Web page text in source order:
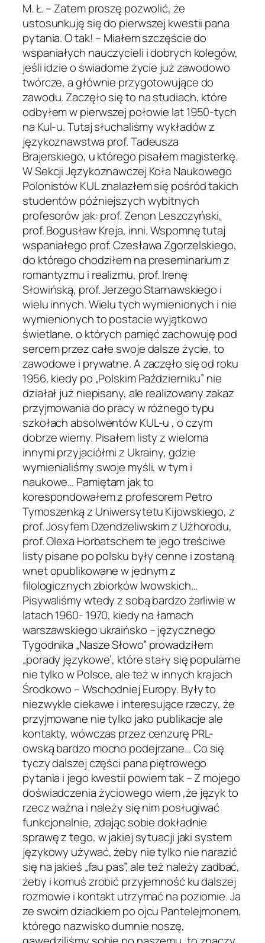
M. Ł. – Zatem proszę pozwolić, że
ustosunkuję się do pierwszej kwestii pana
pytania. O tak! – Miałem szczęście do
wspaniałych nauczycieli i dobrych kolegów,
jeśli idzie o świadome życie już zawodowo
twórcze, a głównie przygotowujące do
zawodu. Zaczęło się to na studiach, które
odbyłem w pierwszej połowie lat 1950-tych
na Kul-u. Tutaj słuchaliśmy wykładów z
językoznawstwa prof. Tadeusza
Brajerskiego, u którego pisałem magisterkę.
W Sekcji Językoznawczej Koła Naukowego
Polonistów KUL znalazłem się pośród takich
studentów późniejszych wybitnych
profesorów jak: prof. Zenon Leszczyński,
prof. Bogusław Kreja, inni. Wspomnę tutaj
wspaniałego prof. Czesława Zgorzelskiego,
do którego chodziłem na preseminarium z
romantyzmu i realizmu, prof. Irenę
Słowińską, prof. Jerzego Starnawskiego i
wielu innych. Wielu tych wymienionych i nie
wymienionych to postacie wyjątkowo
świetlane, o których pamięć zachowuję pod
sercem przez całe swoje dalsze życie, to
zawodowe i prywatne. A zaczęło się od roku
1956, kiedy po „Polskim Październiku” nie
działał już niepisany, ale realizowany zakaz
przyjmowania do pracy w różnego typu
szkołach absolwentów KUL-u , o czym
dobrze wiemy. Pisałem listy z wieloma
innymi przyjaciółmi z Ukrainy, gdzie
wymienialiśmy swoje myśli, w tym i
naukowe… Pamiętam jak to
korespondowałem z profesorem Petro
Tymoszenką z Uniwersytetu Kijowskiego, z
prof. Josyfem Dzendzeliwskim z Użhorodu,
prof. Olexa Horbatschem te jego treściwe
listy pisane po polsku były cenne i zostaną
wnet opublikowane w jednym z
filologicznych zbiorków lwowskich…
Pisywaliśmy wtedy z sobą bardzo żarliwie w
latach 1960- 1970, kiedy na łamach
warszawskiego ukraińsko – języcznego
Tygodnika „Nasze Słowo” prowadziłem
„porady językowe’, które stały się popularne
nie tylko w Polsce, ale też w innych krajach
Środkowo – Wschodniej Europy. Były to
niezwykle ciekawe i interesujące rzeczy, że
przyjmowane nie tylko jako publikacje ale
kontakty, wówczas przez cenzurę PRL-
owską bardzo mocno podejrzane… Co się
tyczy dalszej części pana piętrowego
pytania i jego kwestii powiem tak – Z mojego
doświadczenia życiowego wiem ,że język to
rzecz ważna i należy się nim posługiwać
funkcjonalnie, zdając sobie dokładnie
sprawę z tego, w jakiej sytuacji jaki system
językowy używać, żeby nie tylko nie narazić
się na jakieś „fau pas”, ale też należy zadbać,
żeby i komuś zrobić przyjemność ku dalszej
rozmowie i kontakt utrzymać na poziomie. Ja
ze swoim dziadkiem po ojcu Pantelejmonem,
którego nazwisko dumnie noszę,